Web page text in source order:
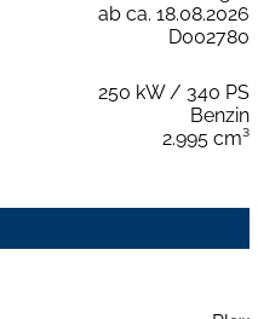
ab ca. 18.08.2026
D002780
250 kW / 340 PS
Benzin
2.995 cm³